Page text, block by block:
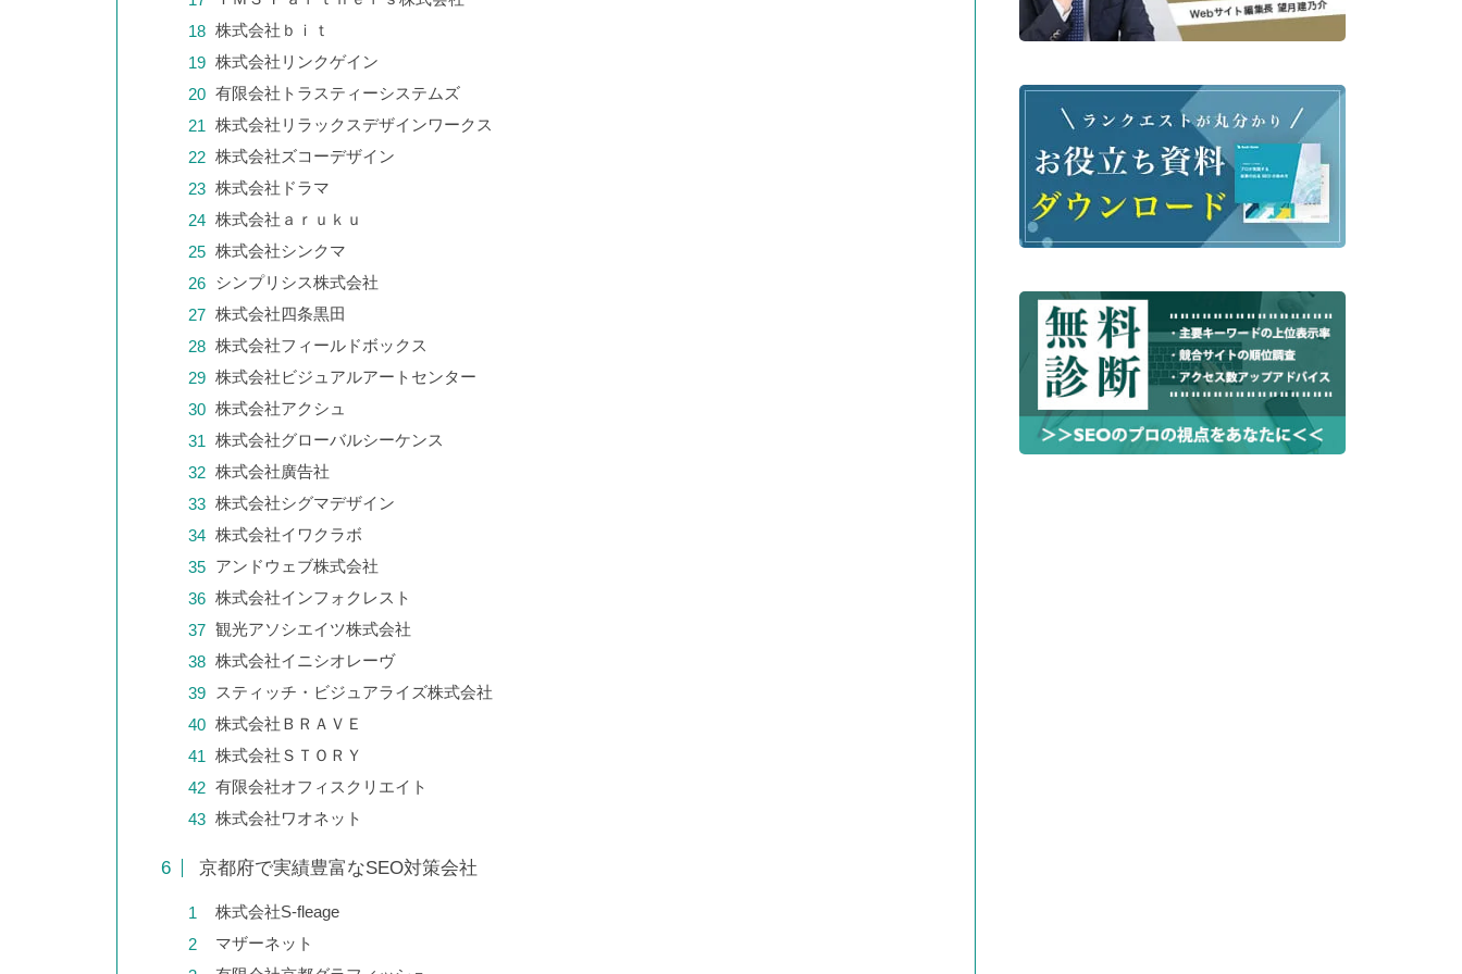
株式会社ｂｉｔ
株式会社リンクゲイン
有限会社トラスティーシステムズ
株式会社リラックスデザインワークス
株式会社ズコーデザイン
株式会社ドラマ
株式会社ａｒｕｋｕ
株式会社シンクマ
シンプリシス株式会社
株式会社四条黒田
株式会社フィールドボックス
株式会社ビジュアルアートセンター
株式会社アクシュ
株式会社グローバルシーケンス
株式会社廣告社
株式会社シグマデザイン
株式会社イワクラボ
アンドウェブ株式会社
株式会社インフォクレスト
観光アソシエイツ株式会社
株式会社イニシオレーヴ
スティッチ・ビジュアライズ株式会社
株式会社ＢＲＡＶＥ
株式会社ＳＴＯＲＹ
有限会社オフィスクリエイト
株式会社ワオネット
京都府で実績豊富なSEO対策会社
株式会社S-fleage
マザーネット